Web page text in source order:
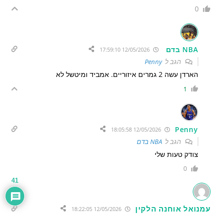
0
NBA בדם 12/05/2026 17:59:10
הגב לPenny
הארדן עשה 2 גמרים איזוריים. אמביד ומיטשל לא
1
Penny
הגב לNBA בדם
צודק טעות שלי
0
עמנואל אוחנה הלקין 12/05/2026 18:22:05
41